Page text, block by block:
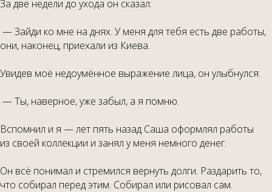
За две недели до ухода он сказал:
— Зайди ко мне на днях. У меня для тебя есть две работы,
они, наконец, приехали из Киева.
Увидев моё недоумённое выражение лица, он улыбнулся:
— Ты, наверное, уже забыл, а я помню.
Вспомнил и я — лет пять назад Саша оформлял работы
из своей коллекции и занял у меня немного денег.
Он всё понимал и стремился вернуть долги. Раздарить то,
что собирал перед этим. Собирал или рисовал сам.